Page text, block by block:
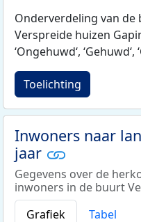
Onderverdeling van
Verspreide huizen
‘Ongehuwd‘, ‘Gehuwd‘,
Toelichting
Inwoners naar
jaar
Gegevens over de
inwoners in de buurt
Grafiek
Tabel